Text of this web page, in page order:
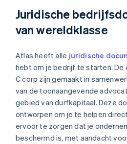
Juridische
van wereldklasse
Atlas heeft alle juridische
hebt om je bedrijf te starten. De
C corp zijn gemaakt in
van de toonaangevende
gebied van durfkapitaal. Deze
ontworpen om je te helpen
ervoor te zorgen dat je
beschermd is, met aandacht